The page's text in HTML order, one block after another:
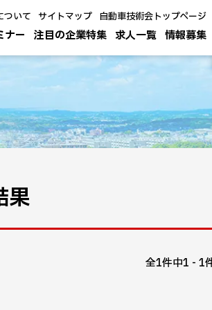
ナー 注目の企業特集 求人一覧 情報募集
ついて サイトマップ 自動車技術会トップページ
果
全1件中1 - 1